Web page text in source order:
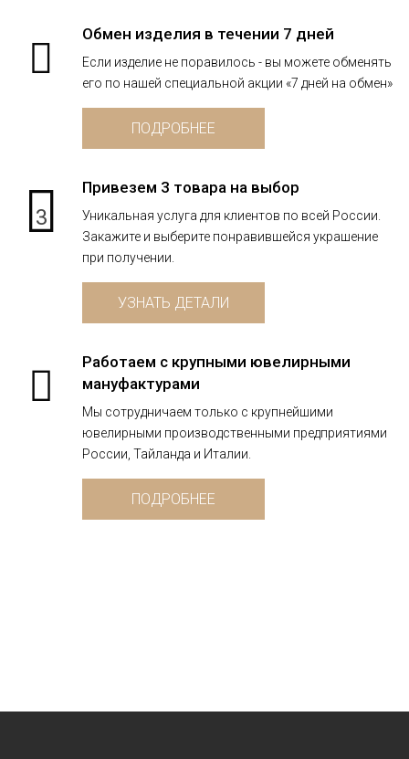
Обмен изделия в течении 7 дней
Если изделие не поравилось - вы можете обменять
его по нашей специальной акции «7 дней на обмен»
ПОДРОБНЕЕ
3
Привезем 3 товара на выбор
Уникальная услуга для клиентов по всей России.
Закажите и выберите понравившейся украшение
при получении.
УЗНАТЬ ДЕТАЛИ
Работаем с крупными ювелирными
мануфактурами
Мы сотрудничаем только с крупнейшими
ювелирными производственными предприятиями
России, Тайланда и Италии.
ПОДРОБНЕЕ